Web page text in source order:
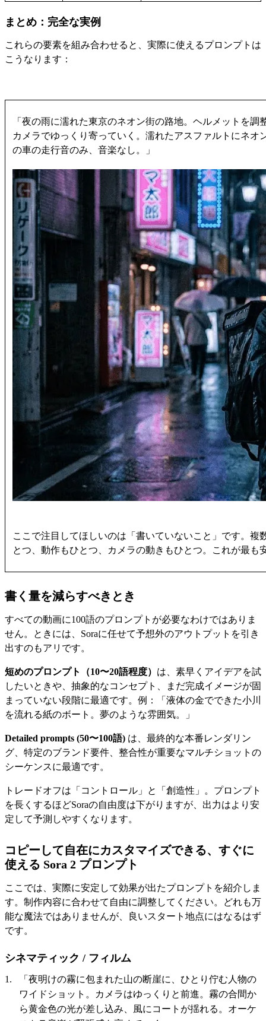
まとめ：完全な実例
これらの要素を組み合わせると、実際に使えるプロンプトは
こうなります：
「夜の雨に濡れた東京のネオン街の路地。ヘルメットを
カメラでゆっくり寄っていく。濡れたアスファルトにネ
の車の走行音のみ、音楽なし。」
ここで注目してほしいのは「書いていないこと」です。
とつ、動作もひとつ、カメラの動きもひとつ。これが最
書く量を減らすべきとき
すべての動画に100語のプロンプトが必要なわけではありま
せん。ときには、Soraに任せて予想外のアウトプットを引き
出すのもアリです。
短めのプロンプト（10〜20語程度） は、素早くアイデアを試
したいときや、抽象的なコンセプト、まだ完成イメージが固
まっていない段階に最適です。例：「液体の金でできた小川
を流れる紙のボート。夢のような雰囲気。」
Detailed prompts (50〜100語) は、最終的な本番レンダリン
グ、特定のブランド要件、整合性が重要なマルチショットの
シーケンスに最適です。
トレードオフは「コントロール」と「創造性」。プロンプト
を長くするほどSoraの自由度は下がりますが、出力はより安
定して予測しやすくなります。
コピーして自在にカスタマイズできる、すぐに
使える Sora 2 プロンプト
ここでは、実際に安定して効果が出たプロンプトを紹介しま
す。制作内容に合わせて自由に調整してください。どれも万
能な魔法ではありませんが、良いスタート地点にはなるはず
です。
シネマティック / フィルム
「夜明けの霧に包まれた山の断崖に、ひとり佇む人物の
ワイドショット。カメラはゆっくりと前進。霧の合間か
ら黄金色の光が差し込み、風にコートが揺れる。オーケ